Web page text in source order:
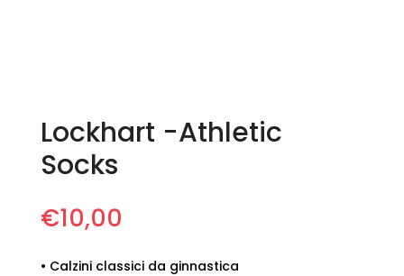
Lockhart -Athletic
Socks
€10,00
• Calzini classici da ginnastica